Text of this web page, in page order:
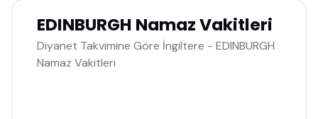
EDINBURGH Namaz Vakitleri
Diyanet Takvimine Göre İngiltere - EDINBURGH
Namaz Vakitleri